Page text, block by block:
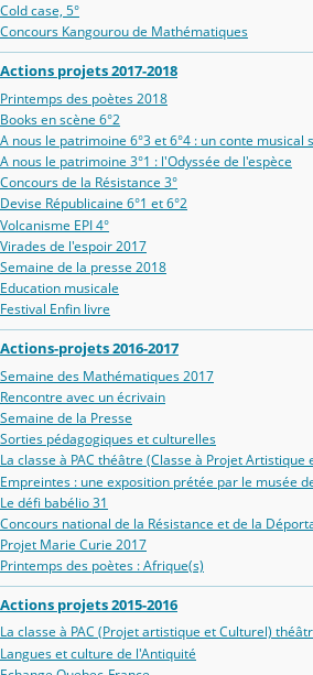
Cold case, 5°
Concours Kangourou de Mathématiques
Actions projets 2017-2018
Printemps des poètes 2018
Books en scène 6°2
A nous le patrimoine 6°3 et 6°4 : un conte musical
A nous le patrimoine 3°1 : l'Odyssée de l'espèce
Concours de la Résistance 3°
Devise Républicaine 6°1 et 6°2
Volcanisme EPI 4°
Virades de l'espoir 2017
Semaine de la presse 2018
Education musicale
Festival Enfin livre
Actions-projets 2016-2017
Semaine des Mathématiques 2017
Rencontre avec un écrivain
Semaine de la Presse
Sorties pédagogiques et culturelles
La classe à PAC théâtre (Classe à Projet Artistique
Empreintes : une exposition prétée par le musée
Le défi babélio 31
Concours national de la Résistance et de la
Projet Marie Curie 2017
Printemps des poètes : Afrique(s)
Actions projets 2015-2016
La classe à PAC (Projet artistique et Culturel)
Langues et culture de l'Antiquité